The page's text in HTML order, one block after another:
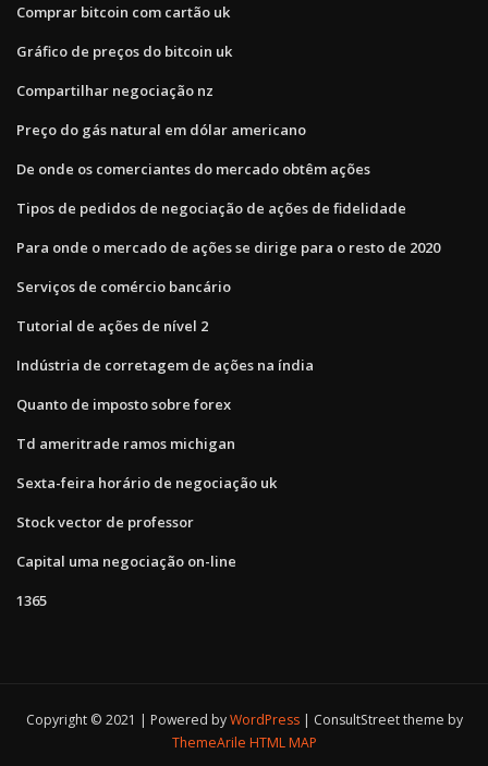
Comprar bitcoin com cartão uk
Gráfico de preços do bitcoin uk
Compartilhar negociação nz
Preço do gás natural em dólar americano
De onde os comerciantes do mercado obtêm ações
Tipos de pedidos de negociação de ações de fidelidade
Para onde o mercado de ações se dirige para o resto de 2020
Serviços de comércio bancário
Tutorial de ações de nível 2
Indústria de corretagem de ações na índia
Quanto de imposto sobre forex
Td ameritrade ramos michigan
Sexta-feira horário de negociação uk
Stock vector de professor
Capital uma negociação on-line
1365
Copyright © 2021 | Powered byWordPress
ConsultStreet theme by
ThemeArile HTML MAP